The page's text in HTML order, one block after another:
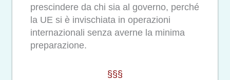
prescindere da chi sia al governo, perché
la UE si è invischiata in operazioni
internazionali senza averne la minima
preparazione.
§§§